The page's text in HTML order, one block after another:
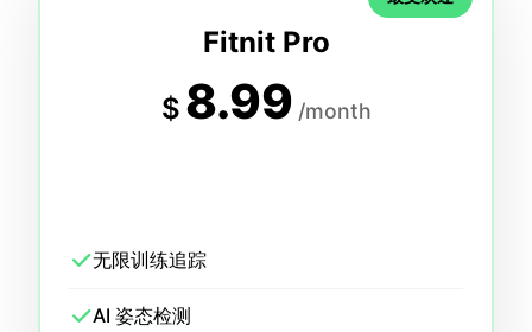
Fitnit Pro
$ 8.99 /month
无限训练追踪
AI 姿态检测